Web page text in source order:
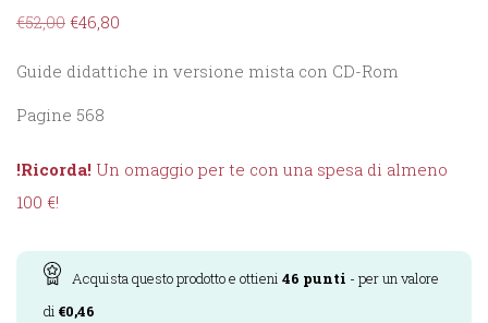
€52,00 €46,80
Guide didattiche in versione mista con CD-Rom
Pagine 568
!Ricorda! Un omaggio per te con una spesa di almeno
100 €!
Acquista questo prodotto e ottieni 46 punti - per un valore
di €0,46